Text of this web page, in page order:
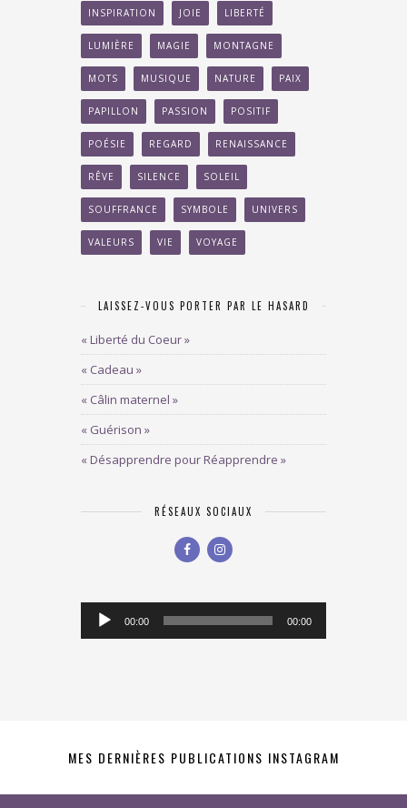
INSPIRATION JOIE LIBERTÉ
LUMIÈRE MAGIE MONTAGNE
MOTS MUSIQUE NATURE PAIX
PAPILLON PASSION POSITIF
POÉSIE REGARD RENAISSANCE
RÊVE SILENCE SOLEIL
SOUFFRANCE SYMBOLE UNIVERS
VALEURS VIE VOYAGE
LAISSEZ-VOUS PORTER PAR LE HASARD
« Liberté du Coeur »
« Cadeau »
« Câlin maternel »
« Guérison »
« Désapprendre pour Réapprendre »
RÉSEAUX SOCIAUX
Lecteur
audio
00:00 00:00
MES DERNIÈRES PUBLICATIONS INSTAGRAM